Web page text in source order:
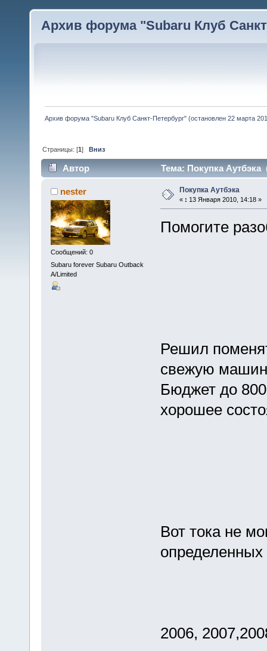
Архив форума "Subaru Клуб
Архив форума "Subaru Клуб Санкт-Петербург" (остановлен 22 марта
Страницы: [1]Вниз
Автор Тема: Покупка Аутбэка
nester
Сообщений: 0
Subaru forever Subaru Outback
A/Limited
Покупка Аутбэка
« : 13 Января 2010, 14:18 »
Помогите
Решил
свежую
Бюджет до
хорошее
Вот тока не
определенных
2006,